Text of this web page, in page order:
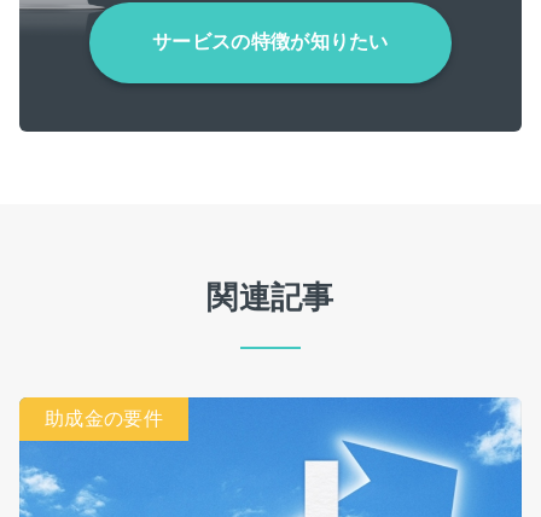
サービスの特徴が知りたい
関連記事